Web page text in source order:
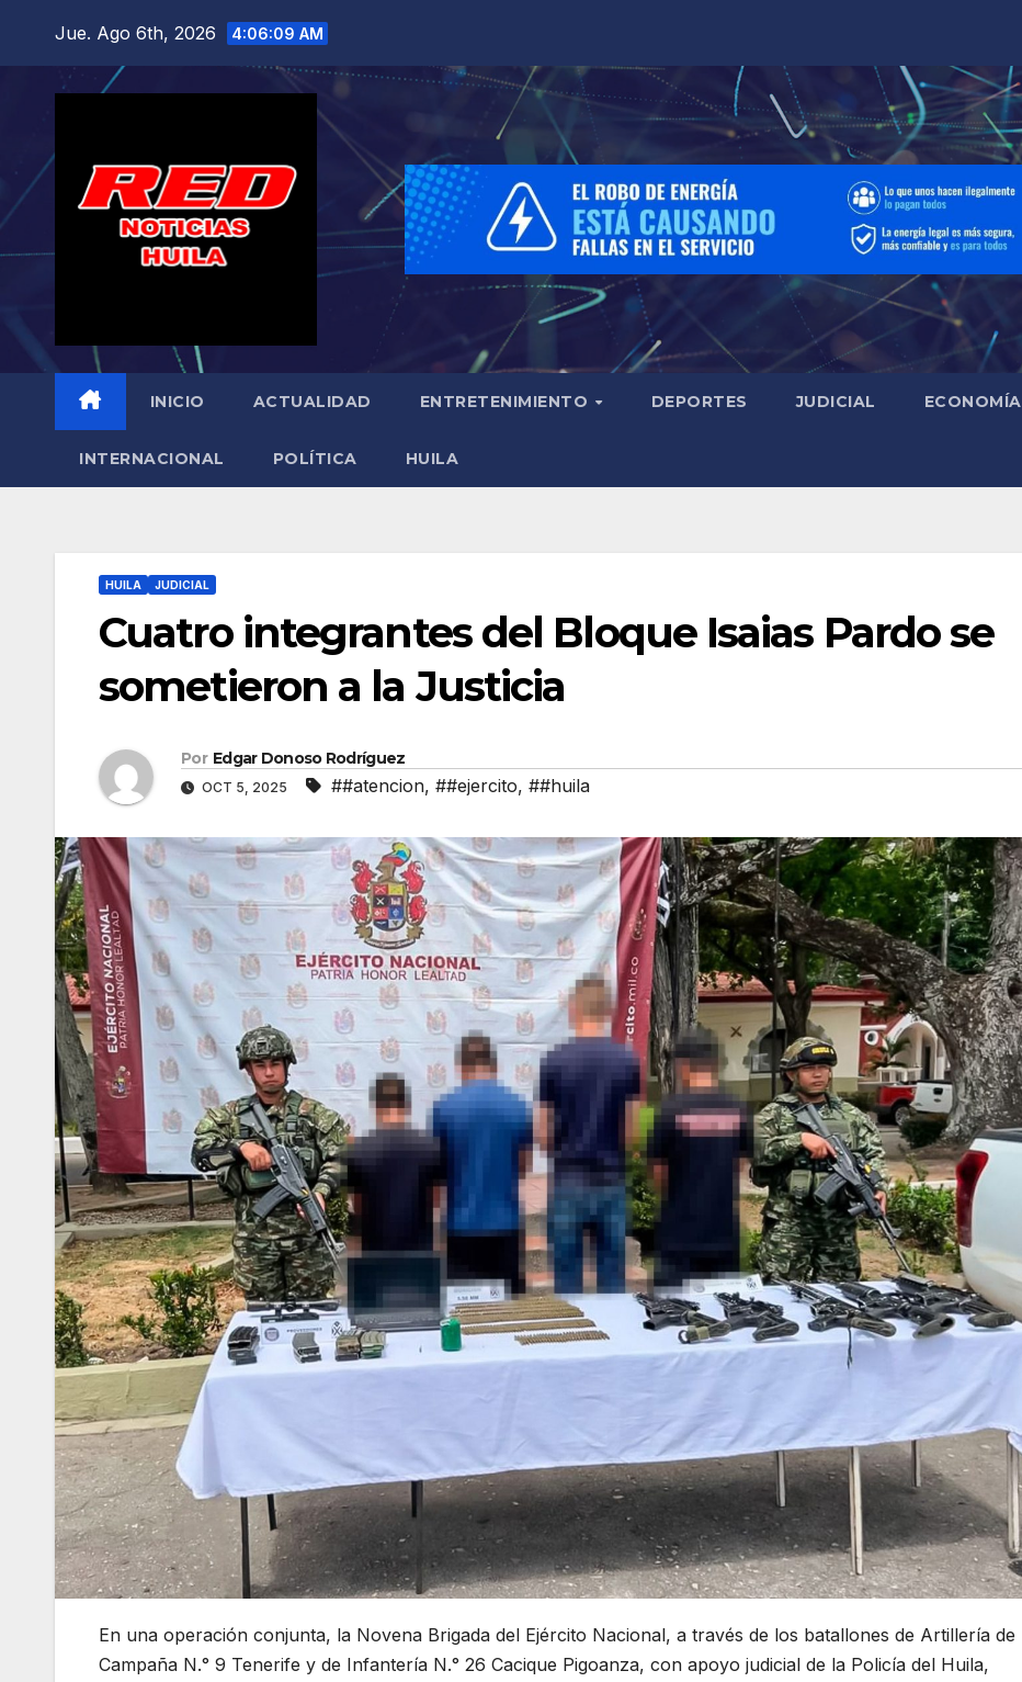
contenido
Jue. Ago 6th, 2026 4:06:11 AM
INICIO ACTUALIDAD ENTRETENIMIENTO DEPORTES JUDICIAL ECONOMÍA
INTERNACIONAL POLÍTICA HUILA
HUILA JUDICIAL
Cuatro integrantes del Bloque Isaias Pardo se
sometieron a la Justicia
Por Edgar Donoso Rodríguez
OCT 5, 2025 ##atencion, ##ejercito, ##huila
En una operación conjunta, la Novena Brigada del Ejército Nacional, a través de los batallones de Artillería de
Campaña N.° 9 Tenerife y de Infantería N.° 26 Cacique Pigoanza, con apoyo judicial de la Policía del Huila,